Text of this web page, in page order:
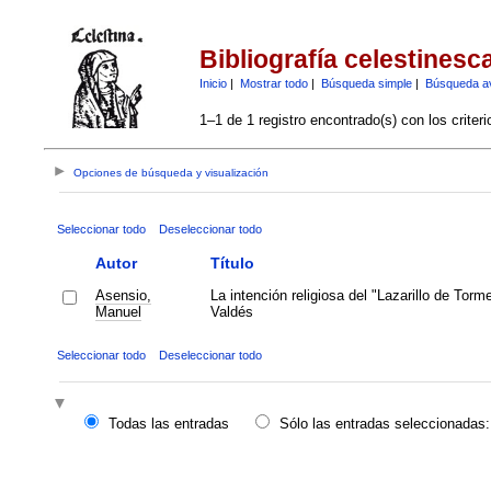
Bibliografía
Inicio| Mostrar todo| Búsqueda simple| Búsqueda
1–1 de 1 registro encontrado(s) con los
Opciones de búsqueda y visualización
Seleccionar todo Deseleccionar todo
Autor Título
Asensio,
Manuel
La intención religiosa del "Lazarillo de
Valdés
Seleccionar todo Deseleccionar todo
Todas las entradas
Sólo las entradas seleccionadas: